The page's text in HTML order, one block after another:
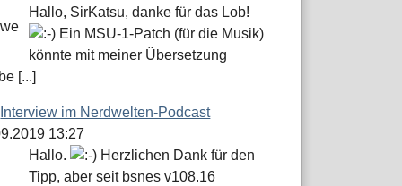
Hallo, SirKatsu, danke für das Lob!
Ein MSU-1-Patch (für die Musik)
könnte mit meiner Übersetzung
[...]
Interview im Nerdwelten-Podcast
13:27
Hallo.
Herzlichen Dank für den
Tipp, aber seit bsnes v108.16